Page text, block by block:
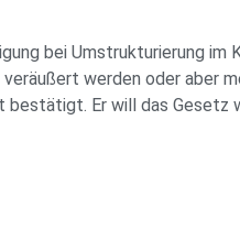
bei Umstrukturierung im
werden oder aber
Er will das Gesetz